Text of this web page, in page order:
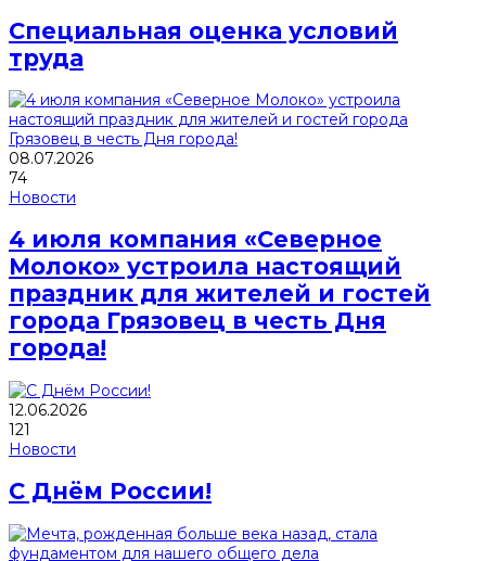
Специальная оценка условий
труда
08.07.2026
74
Новости
4 июля компания «Северное
Молоко» устроила настоящий
праздник для жителей и гостей
города Грязовец в честь Дня
города!
12.06.2026
121
Новости
С Днём России!